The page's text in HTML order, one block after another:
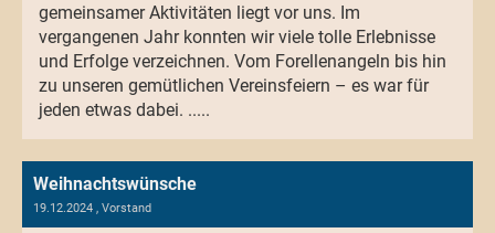
gemeinsamer Aktivitäten liegt vor uns. Im
vergangenen Jahr konnten wir viele tolle Erlebnisse
und Erfolge verzeichnen. Vom Forellenangeln bis hin
zu unseren gemütlichen Vereinsfeiern – es war für
jeden etwas dabei. .....
Weihnachtswünsche
19.12.2024 , Vorstand